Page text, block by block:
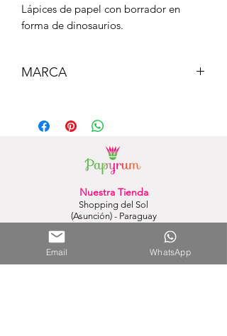
Lápices de papel con borrador en
forma de dinosaurios.
MARCA
Nuestra Tienda
Shopping del Sol
(Asunción) - Paraguay
Nuestra Tienda Online
Email WhatsApp